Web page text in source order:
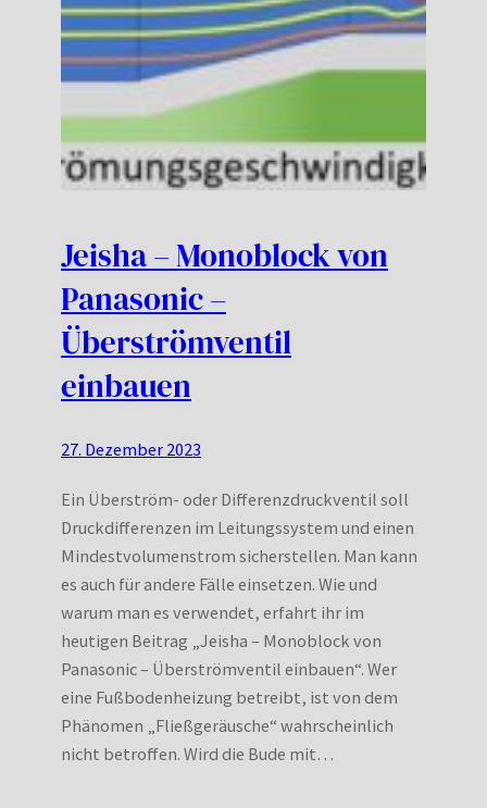
Jeisha – Monoblock von
Panasonic –
Überströmventil
einbauen
27. Dezember 2023
Ein Überström- oder Differenzdruckventil soll
Druckdifferenzen im Leitungssystem und einen
Mindestvolumenstrom sicherstellen. Man kann
es auch für andere Fälle einsetzen. Wie und
warum man es verwendet, erfahrt ihr im
heutigen Beitrag „Jeisha – Monoblock von
Panasonic – Überströmventil einbauen“. Wer
eine Fußbodenheizung betreibt, ist von dem
Phänomen „Fließgeräusche“ wahrscheinlich
nicht betroffen. Wird die Bude mit…